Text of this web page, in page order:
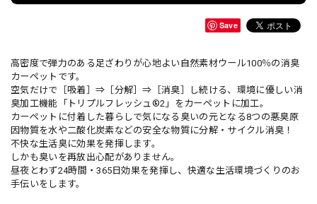
Save
高密度で弾力のある足ざわりが心地よい自然素材ウール100％の消臭
カーペットです。
空気だけで［吸着］⇒［分解］⇒［消臭］し続ける、環境に優しい消
臭加工機能「トリプルフレッシュ®2」をカーペットに加工。
カーペットに付着した暮らしで気になる臭いの元となる8つの悪臭原
因物質を水や二酸化炭素などの安全な物質に分解・サイクル消臭！
不快な生活臭に効果を発揮します。
しかも臭いを再放出心配がありません。
昼夜とわず24時間・365日効果を発揮し、快適な生活環境づくりのお
手伝いをします。